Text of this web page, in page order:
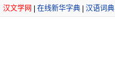
汉文学网 在线新华字典 汉语词典